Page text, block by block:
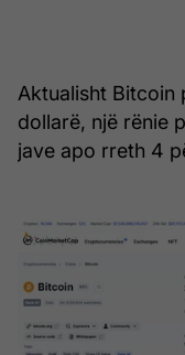
Aktualisht Bitcoin
dollarë, një rënie
jave apo rreth 4